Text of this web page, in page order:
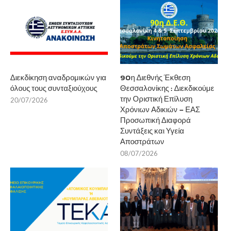
Διεκδίκηση αναδρομικών για
όλους τους συνταξιούχους
20/07/2026
90η Διεθνής Έκθεση
Θεσσαλονίκης : Διεκδικούμε
την Οριστική Επίλυση
Χρόνιων Αδικιών – ΕΑΣ
Προσωπική Διαφορά
Συντάξεις και Υγεία
Αποστράτων
08/07/2026